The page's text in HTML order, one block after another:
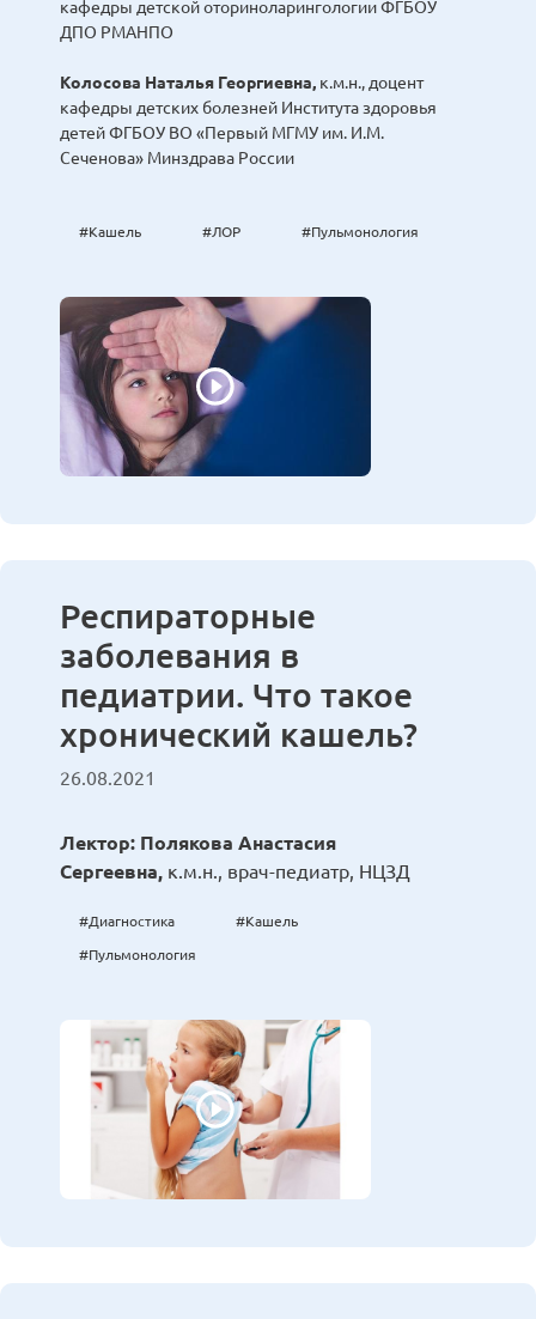
кафедры детской оториноларингологии ФГБОУ
ДПО РМАНПО
Колосова Наталья Георгиевна, к.м.н., доцент
кафедры детских болезней Института здоровья
детей ФГБОУ ВО «Первый МГМУ им. И.М.
Сеченова» Минздрава России
#Кашель #ЛОР #Пульмонология
Респираторные
заболевания в
педиатрии. Что такое
хронический кашель?
26.08.2021
Лектор: Полякова Анастасия
Сергеевна, к.м.н., врач-педиатр, НЦЗД
#Диагностика #Кашель
#Пульмонология